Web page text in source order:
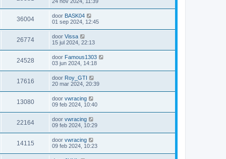
36004 door BASK04
01 sep 2024, 12:45
26774 door Vissa
15 jul 2024, 22:13
24528 door Famous1303
03 jun 2024, 14:18
17616 door Roy_GTI
20 mar 2024, 20:39
13080 door vwracing
09 feb 2024, 10:40
22164 door vwracing
09 feb 2024, 10:29
14115 door vwracing
09 feb 2024, 10:23